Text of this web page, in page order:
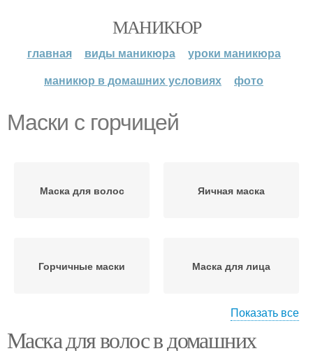
МАНИКЮР
главная виды маникюра
уроки маникюра
маникюр в домашних условиях
фото
Маски с горчицей
Маска для волос Яичная маска
Горчичные маски Маска для лица
Маска для роста
Показать все
Маска для волос в домашних